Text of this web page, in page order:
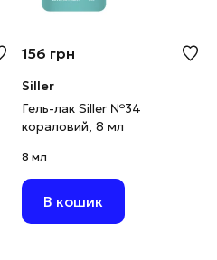
156 грн
Siller
Гель-лак Siller №34
кораловий, 8 мл
8 мл
В кошик